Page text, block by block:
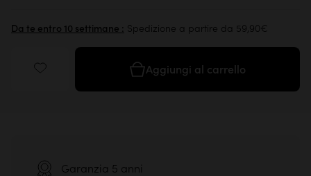
Aggiungi al carrello
Da te entro 10 settimane : Spedizione a partire da 59,90€
Garanzia 5 anni